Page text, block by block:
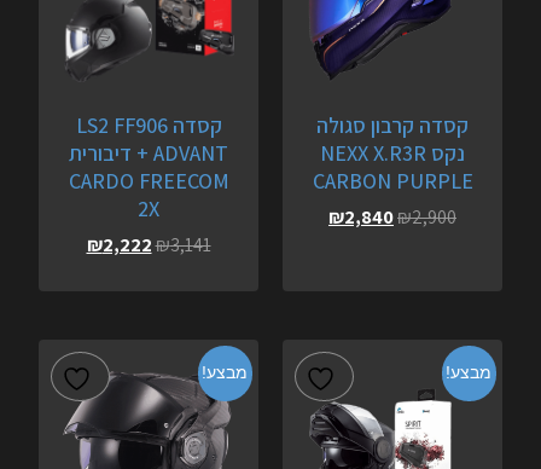
קסדה קרבון סגולה
נקס NEXX X.R3R
CARBON PURPLE
₪2,900
₪2,840
קסדה LS2 FF906
ADVANT + דיבורית
CARDO FREECOM
2X
₪3,141
₪2,222
מבצע! מבצע!